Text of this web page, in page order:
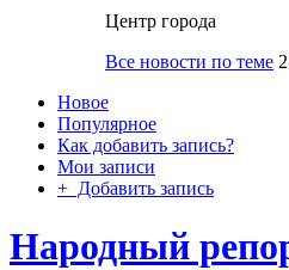
Центр города
Все новости по теме
Новое
Популярное
Как добавить запись?
Мои записи
+ Добавить запись
Народный